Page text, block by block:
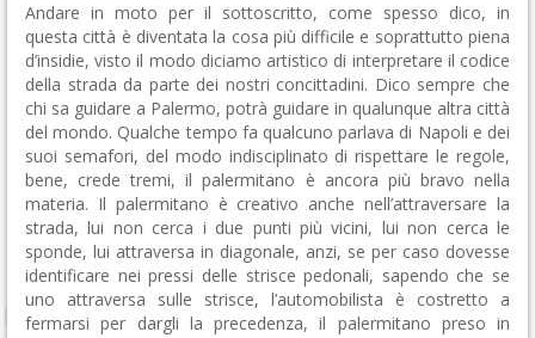
Andare in moto per il sottoscritto, come spesso dico, in
questa città è diventata la cosa più difficile e soprattutto piena
d’insidie, visto il modo diciamo artistico di interpretare il codice
della strada da parte dei nostri concittadini. Dico sempre che
chi sa guidare a Palermo, potrà guidare in qualunque altra città
del mondo. Qualche tempo fa qualcuno parlava di Napoli e dei
suoi semafori, del modo indisciplinato di rispettare le regole,
bene, crede tremi, il palermitano è ancora più bravo nella
materia. Il palermitano è creativo anche nell’attraversare la
strada, lui non cerca i due punti più vicini, lui non cerca le
sponde, lui attraversa in diagonale, anzi, se per caso dovesse
identificare nei pressi delle strisce pedonali, sapendo che se
uno attraversa sulle strisce, l’automobilista è costretto a
fermarsi per dargli la precedenza, il palermitano preso in